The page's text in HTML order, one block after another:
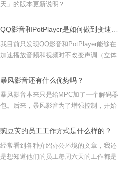
天」的版本更新说明？
我目前只发现QQ影音和PotPlayer能够在
加速播放音频和视频时不改变声调（立体
这对看公开课和综艺节目，纪录片很有
暴风影音还有什么优势吗？
暴风影音本来只是给MPC加了一个解码器
包。后来，暴风影音为了增强控制，开始
应该是四五年前的事了吧～ 现在还用暴风
是在那个年代听过这个软件，后来自己买
电脑后就非这个软件不装
豌豆荚的员工工作方式是什么样的？
经常看到各种介绍办公环境的文章，我还
是想知道他们的员工每周六天的工作都是